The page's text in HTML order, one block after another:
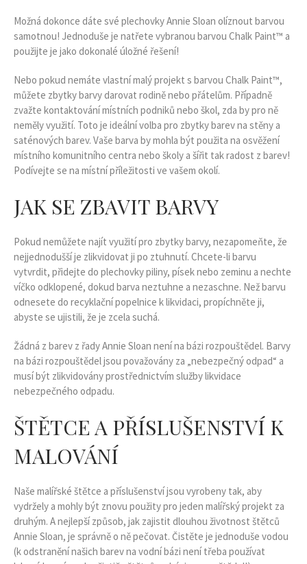
Možná dokonce dáte své plechovky Annie Sloan olíznout barvou
samotnou! Jednoduše je natřete vybranou barvou Chalk Paint™ a
použijte je jako dokonalé úložné řešení!
Nebo pokud nemáte vlastní malý projekt s barvou Chalk Paint™,
můžete zbytky barvy darovat rodině nebo přátelům. Případně
zvažte kontaktování místních podniků nebo škol, zda by pro ně
neměly využití. Toto je ideální volba pro zbytky barev na stěny a
saténových barev. Vaše barva by mohla být použita na osvěžení
místního komunitního centra nebo školy a šířit tak radost z barev!
Podívejte se na místní příležitosti ve vašem okolí.
JAK SE ZBAVIT BARVY
Pokud nemůžete najít využití pro zbytky barvy, nezapomeňte, že
nejjednodušší je zlikvidovat ji po ztuhnutí. Chcete-li barvu
vytvrdit, přidejte do plechovky piliny, písek nebo zeminu a nechte
víčko odklopené, dokud barva neztuhne a nezaschne. Než barvu
odnesete do recyklační popelnice k likvidaci, propíchněte ji,
abyste se ujistili, že je zcela suchá.
Žádná z barev z řady Annie Sloan není na bázi rozpouštědel. Barvy
na bázi rozpouštědel jsou považovány za „nebezpečný odpad“ a
musí být zlikvidovány prostřednictvím služby likvidace
nebezpečného odpadu.
ŠTĚTCE A PŘÍSLUŠENSTVÍ K
MALOVÁNÍ
Naše malířské štětce a příslušenství jsou vyrobeny tak, aby
vydržely a mohly být znovu použity pro jeden malířský projekt za
druhým. A nejlepší způsob, jak zajistit dlouhou životnost štětců
Annie Sloan, je správně o ně pečovat. Čistěte je jednoduše vodou
(k odstranění našich barev na vodní bázi není třeba používat